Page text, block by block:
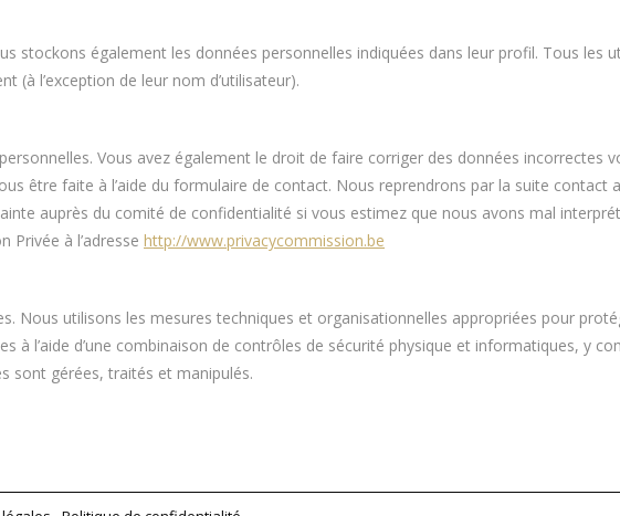
stockons également les données personnelles indiquées dans leur profil. Tous les
l’exception de leur nom d’utilisateur).
Vous avez également le droit de faire corriger des données incorrectes
être faite à l’aide du formulaire de contact. Nous reprendrons par la suite contact
auprès du comité de confidentialité si vous estimez que nous avons mal
Privée à l’adresse http://www.privacycommission.be
Nous utilisons les mesures techniques et organisationnelles appropriées pour
à l’aide d’une combinaison de contrôles de sécurité physique et informatiques, y
sont gérées, traités et manipulés.